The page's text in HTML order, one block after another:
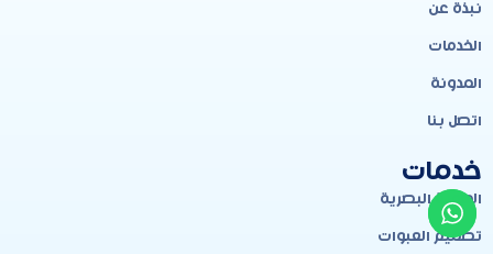
نبذة عن
الخدمات
المدونة
اتصل بنا
خدمات
الهوية البصرية
تصميم العبوات